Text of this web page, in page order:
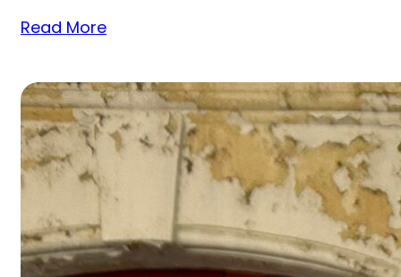
Read More